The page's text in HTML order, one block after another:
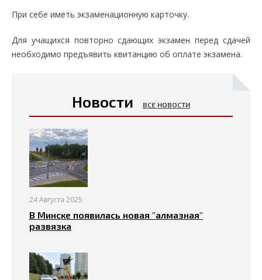
При себе иметь экзаменационную карточку.
Для учащихся повторно сдающих экзамен перед сдачей
необходимо предъявить квитанцию об оплате экзамена.
Новости ВСЕ НОВОСТИ
24 Августа 2025
В Минске появилась новая "алмазная"
развязка